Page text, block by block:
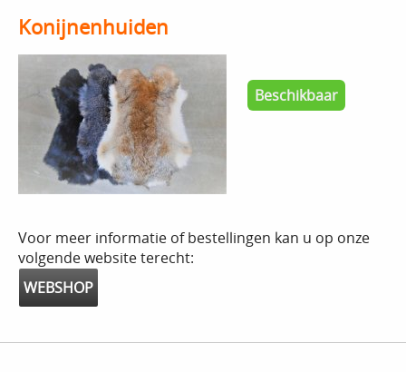
Konijnenhuiden
Beschikbaar
Voor meer informatie of bestellingen kan u op onze
volgende website terecht:
WEBSHOP